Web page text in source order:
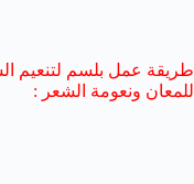
طريقة عمل بلسم لتنعيم
للمعان ونعومة الشعر :